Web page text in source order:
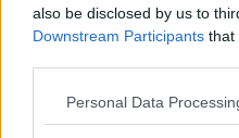
also be disclosed by us to
Downstream Participants that
Personal Data
viso per conoscere il motivo
il Carabiniere. “Ho sparato a
arrestato. In macchina c’è il
prevedendo il rinvio, a data da
settimanale.